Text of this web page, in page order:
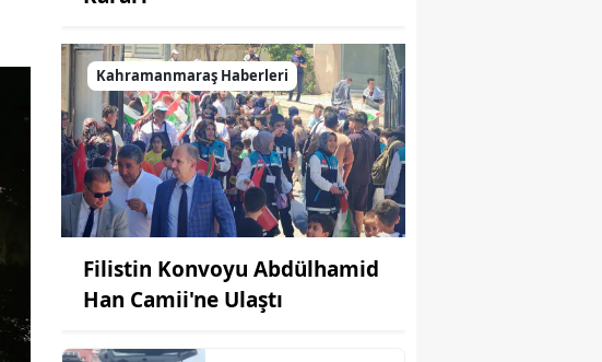
Kahramanmaraş Haberleri
Filistin Konvoyu Abdülhamid
Han Camii'ne Ulaştı